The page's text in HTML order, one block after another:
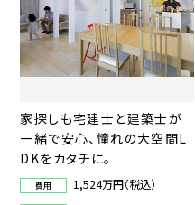
家探しも宅建士と建築士が
一緒で安心、憧れの大空間L
DKをカタチに。
費用 1,524万円（税込）